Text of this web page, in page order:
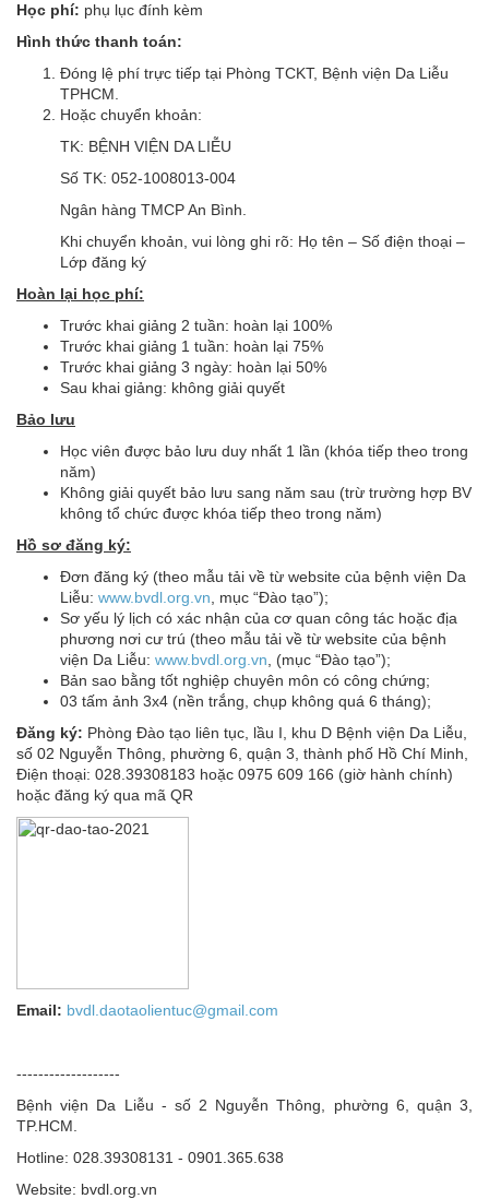
Học phí: phụ lục đính kèm
Hình thức thanh toán:
Đóng lệ phí trực tiếp tại Phòng TCKT, Bệnh viện Da Liễu
TPHCM.
Hoặc chuyển khoản:
TK: BỆNH VIỆN DA LIỄU
Số TK: 052-1008013-004
Ngân hàng TMCP An Bình.
Khi chuyển khoản, vui lòng ghi rõ: Họ tên – Số điện thoại –
Lớp đăng ký
Hoàn lại học phí:
Trước khai giảng 2 tuần: hoàn lại 100%
Trước khai giảng 1 tuần: hoàn lại 75%
Trước khai giảng 3 ngày: hoàn lại 50%
Sau khai giảng: không giải quyết
Bảo lưu
Học viên được bảo lưu duy nhất 1 lần (khóa tiếp theo trong
năm)
Không giải quyết bảo lưu sang năm sau (trừ trường hợp BV
không tổ chức được khóa tiếp theo trong năm)
Hồ sơ đăng ký:
Đơn đăng ký (theo mẫu tải về từ website của bệnh viện Da
Liễu: www.bvdl.org.vn , mục “Đào tạo”);
Sơ yếu lý lịch có xác nhận của cơ quan công tác hoặc địa
phương nơi cư trú (theo mẫu tải về từ website của bệnh
viện Da Liễu: www.bvdl.org.vn , (mục “Đào tạo”);
Bản sao bằng tốt nghiệp chuyên môn có công chứng;
03 tấm ảnh 3x4 (nền trắng, chụp không quá 6 tháng);
Đăng ký: Phòng Đào tạo liên tục, lầu I, khu D Bệnh viện Da Liễu,
số 02 Nguyễn Thông, phường 6, quận 3, thành phố Hồ Chí Minh,
Điện thoại: 028.39308183 hoặc 0975 609 166 (giờ hành chính)
hoặc đăng ký qua mã QR
Email: bvdl.daotaolientuc@gmail.com
-------------------
Bệnh viện Da Liễu - số 2 Nguyễn Thông, phường 6, quận 3,
TP.HCM.
Hotline: 028.39308131 - 0901.365.638
Website: bvdl.org.vn